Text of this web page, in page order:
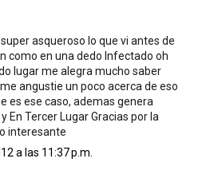
asqueroso lo que vi antes de
como en una dedo Infectado oh
lugar me alegra mucho saber
angustie un poco acerca de eso
es ese caso, ademas genera
En Tercer Lugar Gracias por la
interesante
a las 11:37 p.m.